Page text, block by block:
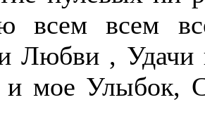
всем всем
Любви , Удачи
и мое Улыбок,